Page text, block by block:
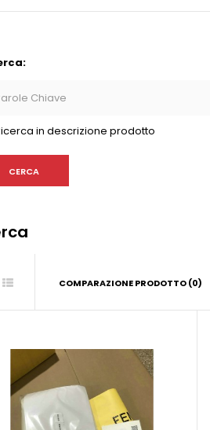
in descrizione prodotto
COMPARAZIONE PRODOTTO (0)